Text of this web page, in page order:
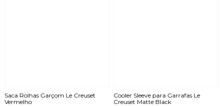
Saca Rolhas Garçom Le Creuset
Vermelho
Cooler Sleeve para Garrafas Le
Creuset Matte Black